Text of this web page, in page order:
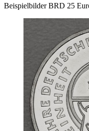
Beispielbilder BRD 25